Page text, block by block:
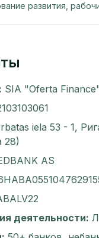
развития,
: SIA "Oferta Finance"
iela 53 - 1,
28)
AS
деятельности: